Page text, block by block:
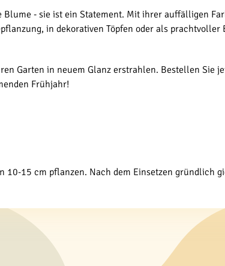
- sie ist ein Statement. Mit ihrer auffälligen
in dekorativen Töpfen oder als
Garten in neuem Glanz erstrahlen. Bestellen Sie
Frühjahr!
10-15 cm pflanzen. Nach dem Einsetzen gründlich